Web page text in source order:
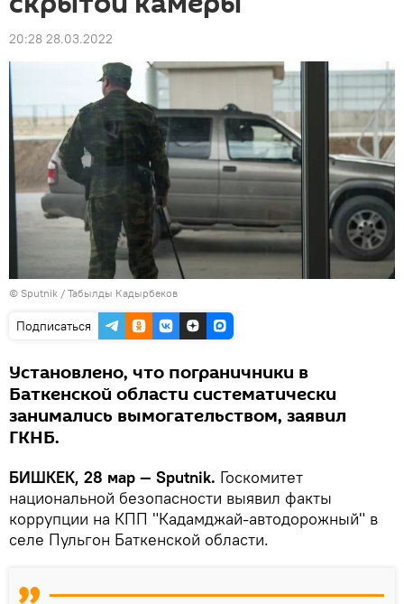
20:28 28.03.2022
© Sputnik / Табылды Кадырбеков
Подписаться
Установлено, что пограничники в
Баткенской области систематически
занимались вымогательством, заявил
ГКНБ.
БИШКЕК, 28 мар — Sputnik. Госкомитет
национальной безопасности выявил факты
коррупции на КПП "Кадамджай-автодорожный" в
селе Пульгон Баткенской области.